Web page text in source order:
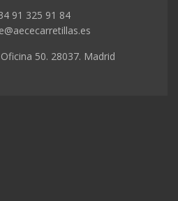
91 325 91 84
50. 28037. Madrid